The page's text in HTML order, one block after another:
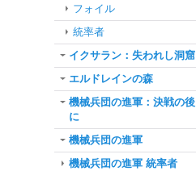
フォイル
統率者
イクサラン：失われし洞窟
エルドレインの森
機械兵団の進軍：決戦の後
に
機械兵団の進軍
機械兵団の進軍 統率者